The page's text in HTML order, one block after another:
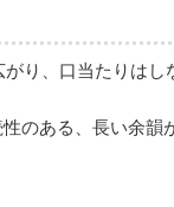
り、口当たりは
のある、長い余韻